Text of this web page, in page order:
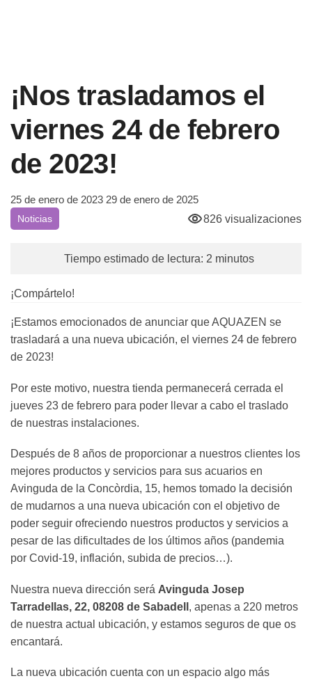
¡Nos trasladamos el
viernes 24 de febrero
de 2023!
25 de enero de 2023 29 de enero de 2025
Noticias 826 visualizaciones
Tiempo estimado de lectura: 2 minutos
¡Compártelo!
¡Estamos emocionados de anunciar que AQUAZEN se
trasladará a una nueva ubicación, el viernes 24 de febrero
de 2023!
Por este motivo, nuestra tienda permanecerá cerrada el
jueves 23 de febrero para poder llevar a cabo el traslado
de nuestras instalaciones.
Después de 8 años de proporcionar a nuestros clientes los
mejores productos y servicios para sus acuarios en
Avinguda de la Concòrdia, 15, hemos tomado la decisión
de mudarnos a una nueva ubicación con el objetivo de
poder seguir ofreciendo nuestros productos y servicios a
pesar de las dificultades de los últimos años (pandemia
por Covid-19, inflación, subida de precios…).
Nuestra nueva dirección será Avinguda Josep
Tarradellas, 22, 08208 de Sabadell , apenas a 220 metros
de nuestra actual ubicación, y estamos seguros de que os
encantará.
La nueva ubicación cuenta con un espacio algo más